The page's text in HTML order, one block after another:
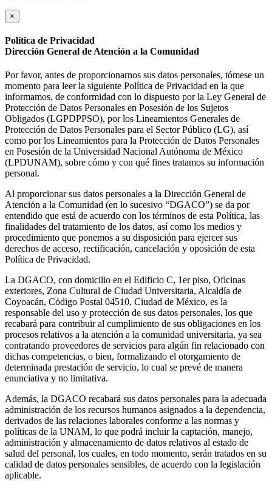
×
Política de Privacidad
Dirección General de Atención a la Comunidad
Por favor, antes de proporcionarnos sus datos personales, tómese un
momento para leer la siguiente Política de Privacidad en la que
informamos, de conformidad con lo dispuesto por la Ley General de
Protección de Datos Personales en Posesión de los Sujetos
Obligados (LGPDPPSO), por los Lineamientos Generales de
Protección de Datos Personales para el Sector Público (LG), así
como por los Lineamientos para la Protección de Datos Personales
en Posesión de la Universidad Nacional Autónoma de México
(LPDUNAM), sobre cómo y con qué fines tratamos su información
personal.
Al proporcionar sus datos personales a la Dirección General de
Atención a la Comunidad (en lo sucesivo “DGACO”) se da por
entendido que está de acuerdo con los términos de esta Política, las
finalidades del tratamiento de los datos, así como los medios y
procedimiento que ponemos a su disposición para ejercer sus
derechos de acceso, rectificación, cancelación y oposición de esta
Política de Privacidad.
La DGACO, con domicilio en el Edificio C, 1er piso, Oficinas
exteriores, Zona Cultural de Ciudad Universitaria, Alcaldía de
Coyoacán, Código Postal 04510, Ciudad de México, es la
responsable del uso y protección de sus datos personales, los que
recabará para contribuir al cumplimiento de sus obligaciones en los
procesos relativos a la atención a la comunidad universitaria, ya sea
contratando proveedores de servicios para algún fin relacionado con
dichas competencias, o bien, formalizando el otorgamiento de
determinada prestación de servicio, lo cual se prevé de manera
enunciativa y no limitativa.
Además, la DGACO recabará sus datos personales para la adecuada
administración de los recursos humanos asignados a la dependencia,
derivados de las relaciones laborales conforme a las normas y
políticas de la UNAM, lo que podrá incluir la captación, manejo,
administración y almacenamiento de datos relativos al estado de
salud del personal, los cuales, en todo momento, serán tratados en su
calidad de datos personales sensibles, de acuerdo con la legislación
aplicable.